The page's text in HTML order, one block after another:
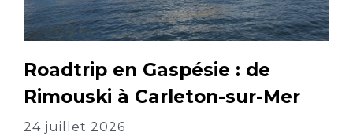
Roadtrip en Gaspésie : de
Rimouski à Carleton-sur-Mer
24 juillet 2026